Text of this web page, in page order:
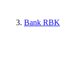
Bank RBK